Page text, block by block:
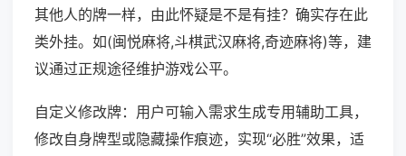
其他人的牌一样，由此怀疑是不是有挂？确实存在此
类外挂。如(闽悦麻将,斗棋武汉麻将,奇迹麻将)等，建
议通过正规途径维护游戏公平。
自定义修改牌：用户可输入需求生成专用辅助工具，
修改自身牌型或隐藏操作痕迹，实现“必胜”效果，适